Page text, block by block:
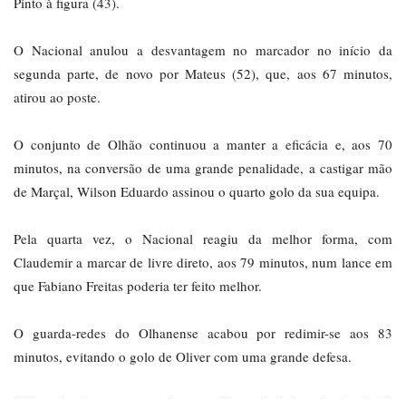
O Nacional anulou a desvantagem no marcador no início da
segunda parte, de novo por Mateus (52), que, aos 67 minutos,
atirou ao poste.
O conjunto de Olhão continuou a manter a eficácia e, aos 70
minutos, na conversão de uma grande penalidade, a castigar mão
de Marçal, Wilson Eduardo assinou o quarto golo da sua equipa.
Pela quarta vez, o Nacional reagiu da melhor forma, com
Claudemir a marcar de livre direto, aos 79 minutos, num lance em
que Fabiano Freitas poderia ter feito melhor.
O guarda-redes do Olhanense acabou por redimir-se aos 83
minutos, evitando o golo de Oliver com uma grande defesa.